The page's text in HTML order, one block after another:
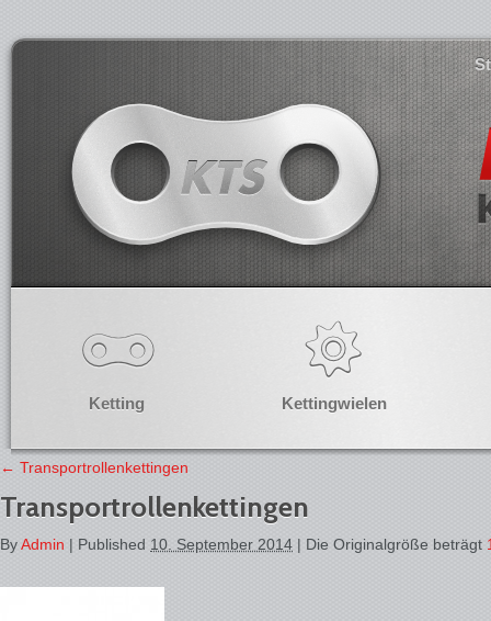
Ketting Kettingwielen
← Transportrollenkettingen
Transportrollenkettingen
ByAdmin | Published 10. September 2014 | Die Originalgröße beträgt